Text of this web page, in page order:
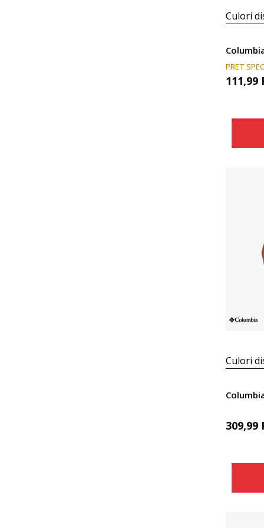
Culori
PRET
111,99
Culori
309,99